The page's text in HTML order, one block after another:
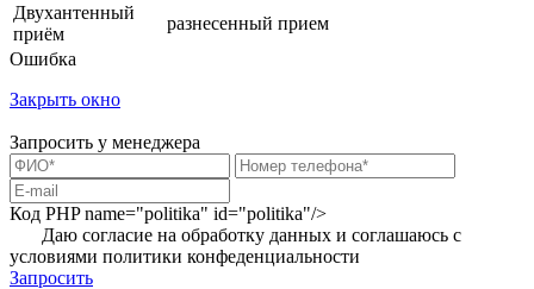
Двухантенный
приём
разнесенный прием
Ошибка
Закрыть окно
Запросить у менеджера
Код PHPname="politika" id="politika"/>
Даю согласие на обработку данных и соглашаюсь с
условиями политики конфеденциальности
Запросить